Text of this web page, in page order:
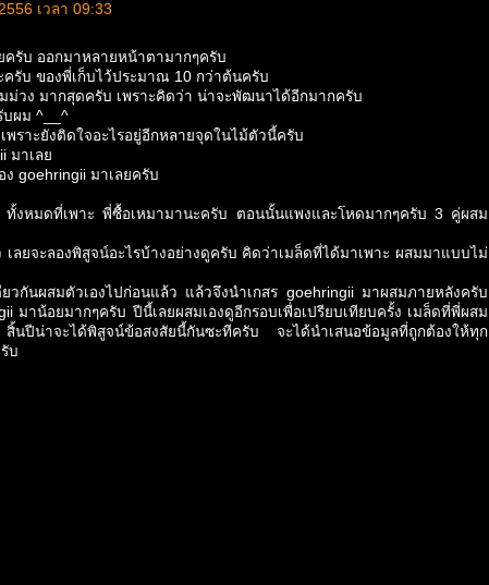
เวลา 09:33
รับ ออกมาหลายหน้าตามากๆครับ
รับ ของพี่เก็บไว้ประมาณ 10 กว่าต้นครับ
ม่วง มากสุดครับ เพราะคิดว่า น่าจะพัฒนาได้อีกมากครับ
บผม ^__^
ราะยังติดใจอะไรอยู่อีกหลายจุดในไม้ตัวนี้ครับ
มาเลย
goehringii มาเลยครับ
งหมดที่เพาะ พี่ซื้อเหมามานะครับ ตอนนั้นแพงและโหดมากๆครับ 3 คู่ผสม
ลยจะลองพิสูจน์อะไรบ้างอย่างดูครับ คิดว่าเมล็ดที่ได้มาเพาะ ผสมมาแบบไม่
ยวกันผสมตัวเองไปก่อนแล้ว แล้วจึงนำเกสร goehringii มาผสมภายหลังครับ
มาน้อยมากๆครับ ปีนี้เลยผสมเองดูอีกรอบเพื่อเปรียบเทียบครั้ง เมล็ดที่พี่ผสม
นปีน่าจะได้พิสูจน์ข้อสงสัยนี้กันซะทีครับ จะได้นำเสนอข้อมูลที่ถูกต้องให้ทุก
บ